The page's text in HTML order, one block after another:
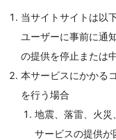
当サイトサイトは以
ユーザーに事前に通
の提供を停止または
本サービスにかかる
を行う場合
地震、落雷、火災
サービスの提供が